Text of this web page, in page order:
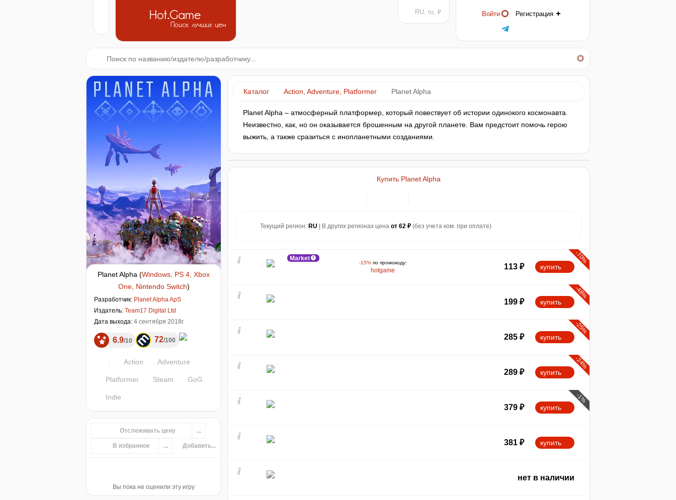
Hot.Game
Поиск лучших цен
Войти Регистрация
RU, ru, ₽
Planet Alpha (Windows, PS 4, Xbox
One, Nintendo Switch)
Разработчик: Planet Alpha ApS
Издатель: Team17 Digital Ltd
Дата выхода: 4 сентября 2018г.
6.9 10 72 100
Action Adventure
Platformer Steam GoG
Indie
Отслеживать цену ...
В избранное ... Добавить...
Вы пока не оценили эту игру
Каталог Action, Adventure, Platformer Planet Alpha
Planet Alpha – атмосферный платформер, который повествует об истории одинокого космонавта.
Неизвестно, как, но он оказывается брошенным на другой планете. Вам предстоит помочь герою
выжить, а также сразиться с инопланетными созданиями.
Купить Planet Alpha
Текущий регион: RU | В других регионах цена от 62 ₽ (без учета ком. при оплате)
Market
-15%по промокоду:
hotgame
-70%
113 ₽ купить
-48%
199 ₽ купить
-25%
285 ₽ купить
-24%
289 ₽ купить
-1%
379 ₽ купить
381 ₽ купить
нет в наличии